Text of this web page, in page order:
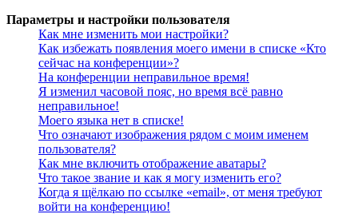
Параметры и настройки пользователя
Как мне изменить мои настройки?
Как избежать появления моего имени в списке «Кто
сейчас на конференции»?
На конференции неправильное время!
Я изменил часовой пояс, но время всё равно
неправильное!
Моего языка нет в списке!
Что означают изображения рядом с моим именем
пользователя?
Как мне включить отображение аватары?
Что такое звание и как я могу изменить его?
Когда я щёлкаю по ссылке «email», от меня требуют
войти на конференцию!